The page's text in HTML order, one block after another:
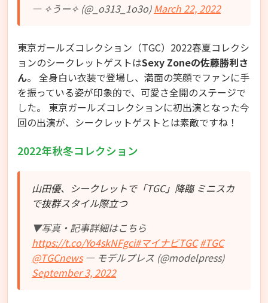
— ✧うー✧ (@_o313_1o3o) March 22, 2022
東京ガールズコレクション（TGC）2022春夏コレクシ
ョンのシークレットゲストはSexy Zoneの佐藤勝利さ
ん。 全身白い衣装で登場し、満面の笑顔でファンに手
を振っている姿が印象的で、可愛さ全開のステージで
した。 東京ガールズコレクションに初出演となった今
回の出演が、シークレットゲストとは素敵ですね！
2022年秋冬コレクション
山田優、シークレットで「TGC」降臨 ミニスカ
で抜群スタイル際立つ
▼写真・記事詳細はこちら
https://t.co/Yo4skNFgci#マイナビTGC #TGC
@TGCnews— モデルプレス (@modelpress)
September 3, 2022